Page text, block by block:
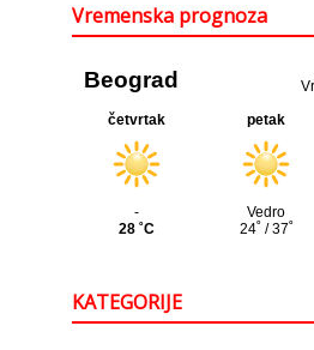
Vremenska prognoza
KATEGORIJE